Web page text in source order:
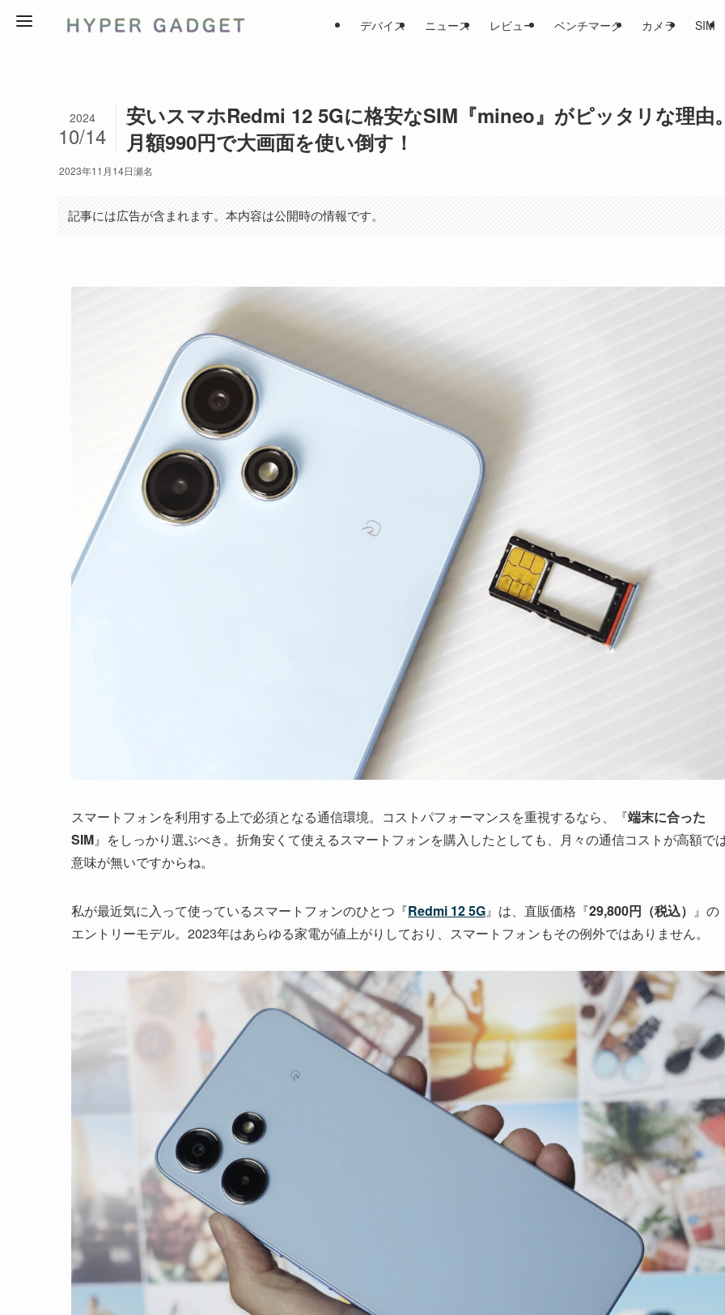
デバイス ニュース レビュー ベンチマーク カメラ SIM
安いスマホRedmi 12 5Gに格安なSIM『mineo』がピッタリな理由
月額990円で大画面を使い倒す！
2024
10/14
2023年11月14日瀬名
記事には広告が含まれます。本内容は公開時の情報です。
スマートフォンを利用する上で必須となる通信環境。コストパフォーマンスを重視するなら、『端末に合った
SIM』をしっかり選ぶべき。折角安くて使えるスマートフォンを購入したとしても、月々の通信コストが高額で
意味が無いですからね。
私が最近気に入って使っているスマートフォンのひとつ『Redmi 12 5G』は、直販価格『29,800円（税込） 』の
エントリーモデル。2023年はあらゆる家電が値上がりしており、スマートフォンもその例外ではありません。